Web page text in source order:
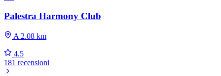
Palestra Harmony Club
A 2.08 km
4.5
181 recensioni